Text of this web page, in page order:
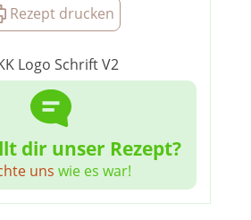
Rezept drucken
dir unser Rezept?
uns wie es war!